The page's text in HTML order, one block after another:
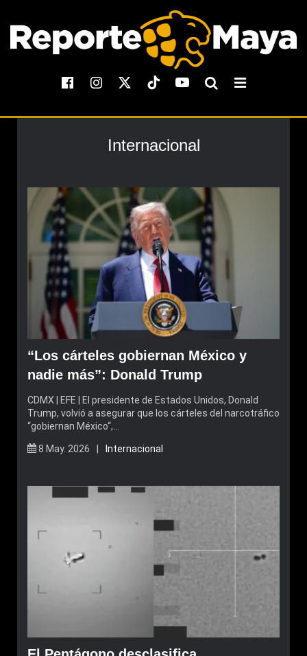
Internacional
“Los cárteles gobiernan México y
nadie más”: Donald Trump
CDMX | EFE | El presidente de Estados Unidos, Donald
Trump, volvió a asegurar que los cárteles del narcotráfico
“gobiernan México“,…
8 May. 2026 | Internacional